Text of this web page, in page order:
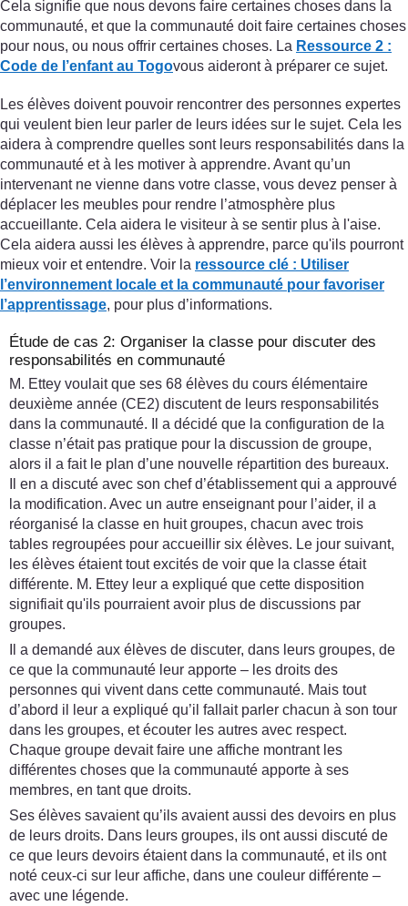
Cela signifie que nous devons faire certaines choses dans la
communauté, et que la communauté doit faire certaines choses
pour nous, ou nous offrir certaines choses. La Ressource 2 :
Code de l’enfant au Togovous aideront à préparer ce sujet.
Les élèves doivent pouvoir rencontrer des personnes expertes
qui veulent bien leur parler de leurs idées sur le sujet. Cela les
aidera à comprendre quelles sont leurs responsabilités dans la
communauté et à les motiver à apprendre. Avant qu’un
intervenant ne vienne dans votre classe, vous devez penser à
déplacer les meubles pour rendre l’atmosphère plus
accueillante. Cela aidera le visiteur à se sentir plus à l'aise.
Cela aidera aussi les élèves à apprendre, parce qu'ils pourront
mieux voir et entendre. Voir la ressource clé : Utiliser
l’environnement locale et la communauté pour favoriser
l’apprentissage, pour plus d’informations.
Étude de cas 2: Organiser la classe pour discuter des
responsabilités en communauté
M. Ettey voulait que ses 68 élèves du cours élémentaire
deuxième année (CE2) discutent de leurs responsabilités
dans la communauté. Il a décidé que la configuration de la
classe n’était pas pratique pour la discussion de groupe,
alors il a fait le plan d’une nouvelle répartition des bureaux.
Il en a discuté avec son chef d’établissement qui a approuvé
la modification. Avec un autre enseignant pour l’aider, il a
réorganisé la classe en huit groupes, chacun avec trois
tables regroupées pour accueillir six élèves. Le jour suivant,
les élèves étaient tout excités de voir que la classe était
différente. M. Ettey leur a expliqué que cette disposition
signifiait qu'ils pourraient avoir plus de discussions par
groupes.
Il a demandé aux élèves de discuter, dans leurs groupes, de
ce que la communauté leur apporte – les droits des
personnes qui vivent dans cette communauté. Mais tout
d’abord il leur a expliqué qu’il fallait parler chacun à son tour
dans les groupes, et écouter les autres avec respect.
Chaque groupe devait faire une affiche montrant les
différentes choses que la communauté apporte à ses
membres, en tant que droits.
Ses élèves savaient qu’ils avaient aussi des devoirs en plus
de leurs droits. Dans leurs groupes, ils ont aussi discuté de
ce que leurs devoirs étaient dans la communauté, et ils ont
noté ceux-ci sur leur affiche, dans une couleur différente –
avec une légende.